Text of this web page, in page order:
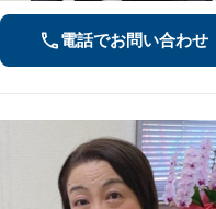
電話でお問い合わせ